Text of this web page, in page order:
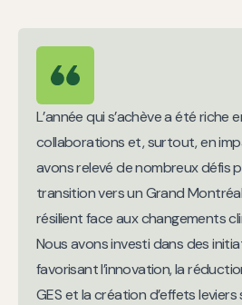
L’année qui s’achève a été riche
collaborations et, surtout, en
avons relevé de nombreux défis
transition vers un Grand
résilient face aux changements
Nous avons investi dans des
favorisant l’innovation, la
GES et la création d’effets